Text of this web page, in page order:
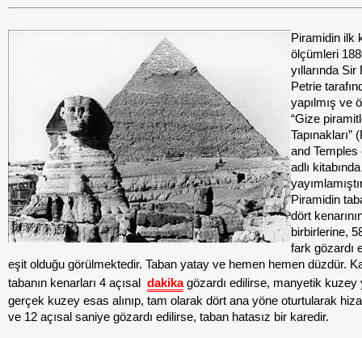
Piramidin ilk
ölçümleri
yıllarında Sir
Petrie
yapılmış ve
“Gize
Tapınakları”
and Temples
adlı kitabında
Piramidin
dört
birbirlerine,
fark gözardı
eşit olduğu görülmektedir. Taban yatay ve hemen hemen düzdür.
tabanın kenarları 4 açısal dakikagözardı edilirse, manyetik kuzey
gerçek kuzey esas alınıp, tam olarak dört ana yöne oturtularak
ve 12 açısal saniye gözardı edilirse, taban hatasız bir karedir.